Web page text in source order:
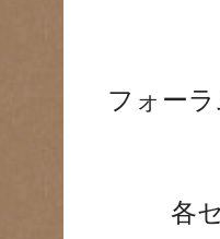
フォー
各